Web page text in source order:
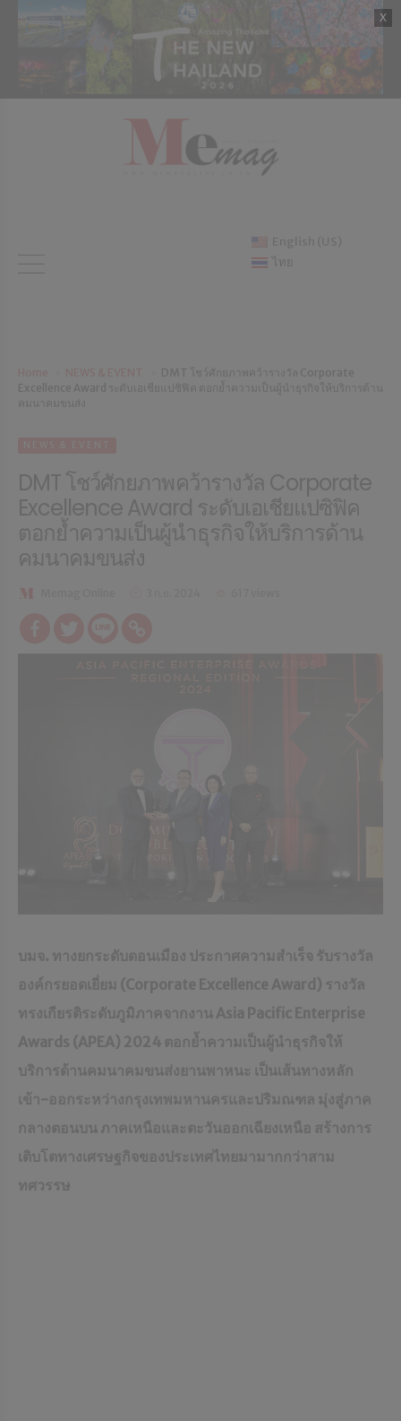
ไทย
DMT โชว์ศักยภาพคว้ารางวัล Corporate
Excellence Award ระดับเอเชียแปซิฟิค ตอกย้ำความเป็นผู้นำธุรกิจให้บริการด้าน
คมนาคมขนส่ง
DMT โชว์ศักยภาพคว้ารางวัล Corporate
Excellence Award ระดับเอเชียแปซิฟิค
ตอกย้ำความเป็นผู้นำธุรกิจให้บริการด้าน
คมนาคมขนส่ง
บมจ. ทางยกระดับดอนเมือง ประกาศความสำเร็จ รับรางวัล
องค์กรยอดเยี่ยม (Corporate Excellence Award) รางวัล
ทรงเกียรติระดับภูมิภาคจากงาน Asia Pacific Enterprise
Awards (APEA) 2024 ตอกย้ำความเป็นผู้นำธุรกิจให้
บริการด้านคมนาคมขนส่งยานพาหนะ เป็นเส้นทางหลัก
เข้า-ออกระหว่างกรุงเทพมหานครและปริมณฑล มุ่งสู่ภาค
กลางตอนบน ภาคเหนือและตะวันออกเฉียงเหนือ สร้างการ
เติบโตทางเศรษฐกิจของประเทศไทยมามากกว่าสาม
ทศวรรษ